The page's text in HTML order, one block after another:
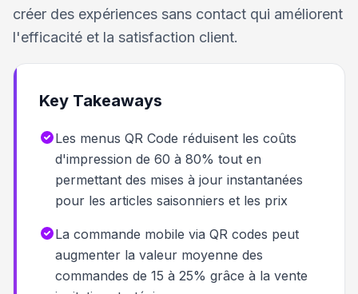
créer des expériences sans contact qui améliorent
l'efficacité et la satisfaction client.
Key Takeaways
Les menus QR Code réduisent les coûts
d'impression de 60 à 80% tout en
permettant des mises à jour instantanées
pour les articles saisonniers et les prix
La commande mobile via QR codes peut
augmenter la valeur moyenne des
commandes de 15 à 25% grâce à la vente